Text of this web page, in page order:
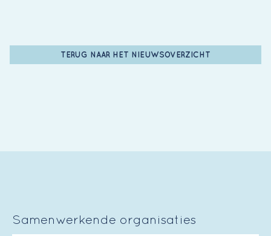
TERUG NAAR HET NIEUWSOVERZICHT
Samenwerkende organisaties